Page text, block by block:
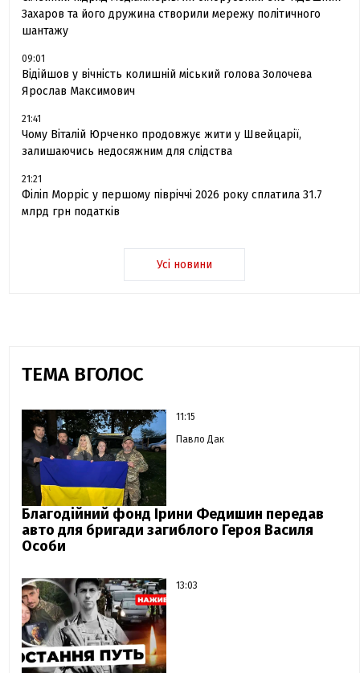
Захаров та його дружина створили мережу політичного
шантажу
09:01
Відійшов у вічність колишній міський голова Золочева
Ярослав Максимович
21:41
Чому Віталій Юрченко продовжує жити у Швейцарії,
залишаючись недосяжним для слідства
21:21
Філіп Морріс у першому півріччі 2026 року сплатила 31.7
млрд грн податків
Усі новини
ТЕМА ВГОЛОС
11:15
Павло Дак
Благодійний фонд Ірини Федишин передав
авто для бригади загиблого Героя Василя
Особи
13:03